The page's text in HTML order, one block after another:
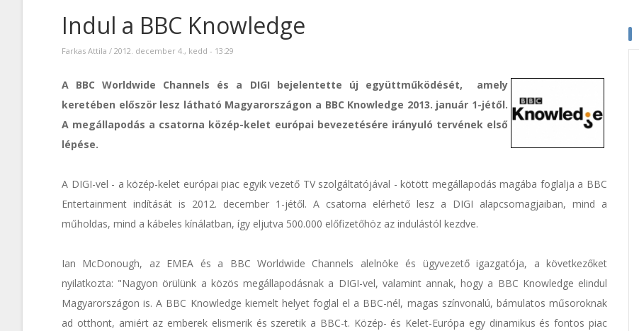
Indul a BBC Knowledge
Farkas Attila / 2012. december 4., kedd - 13:29
A BBC Worldwide Channels és a DIGI bejelentette új együttműködését, amely
keretében először lesz látható Magyarországon a BBC Knowledge 2013. január 1-jétől.
A megállapodás a csatorna közép-kelet európai bevezetésére irányuló tervének első
lépése.
A DIGI-vel - a közép-kelet európai piac egyik vezető TV szolgáltatójával - kötött megállapodás magába foglalja a BBC
Entertainment indítását is 2012. december 1-jétől. A csatorna elérhető lesz a DIGI alapcsomagjaiban, mind a
műholdas, mind a kábeles kínálatban, így eljutva 500.000 előfizetőhöz az indulástól kezdve.
Ian McDonough, az EMEA és a BBC Worldwide Channels alelnöke és ügyvezető igazgatója, a következőket
nyilatkozta: "Nagyon örülünk a közös megállapodásnak a DIGI-vel, valamint annak, hogy a BBC Knowledge elindul
Magyarországon is. A BBC Knowledge kiemelt helyet foglal el a BBC-nél, magas színvonalú, bámulatos műsoroknak
ad otthont, amiért az emberek elismerik és szeretik a BBC-t. Közép- és Kelet-Európa egy dinamikus és fontos piac